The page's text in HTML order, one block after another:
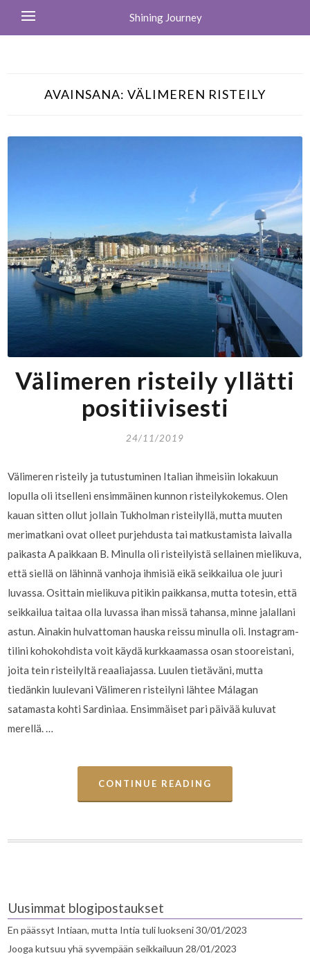
Shining Journey
AVAINSANA: VÄLIMEREN RISTEILY
Välimeren risteily yllätti
positiivisesti
24/11/2019
Välimeren risteily ja tutustuminen Italian ihmeisiin lokakuun
lopulla oli itselleni ensimmäinen kunnon risteilykokemus. Olen
kauan sitten ollut jollain Tukholman risteilyllä, mutta muuten
merimatkani ovat olleet purjehdusta tai matkustamista laivalla
paikasta A paikkaan B. Minulla oli risteilyistä sellainen mielikuva,
että siellä on lähinnä vanhoja ihmisiä eikä seikkailua ole juuri
luvassa. Osittain mielikuva pitikin paikkansa, mutta totesin, että
seikkailua taitaa olla luvassa ihan missä tahansa, minne jalallani
astun. Ainakin hulvattoman hauska reissu minulla oli. Instagram-
tilini kohokohdista voit käydä kurkkaamassa osan stooreistani,
joita tein risteilyltä reaaliajassa. Luulen tietäväni, mutta
tiedänkin luulevani Välimeren risteilyni lähtee Málagan
satamasta kohti Sardiniaa. Ensimmäiset pari päivää kuluvat
merellä. …
CONTINUE READING
Uusimmat blogipostaukset
En päässyt Intiaan, mutta Intia tuli luokseni30/01/2023
Jooga kutsuu yhä syvempään seikkailuun 28/01/2023